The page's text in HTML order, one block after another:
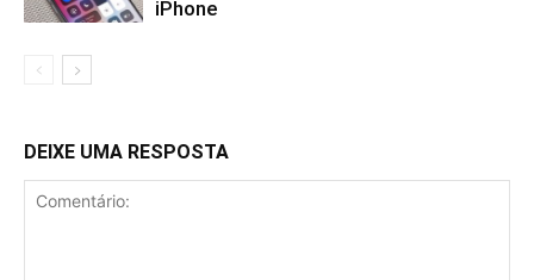
iPhone
DEIXE UMA RESPOSTA